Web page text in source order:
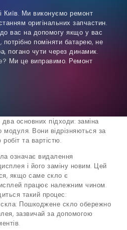
Київ. Ми виконуємо ремонт
оригінальних запчастин.
вас на допомогу якщо у вас
потрібно поміняти батарею, не
погано чути через динамик.
Ми це виправимо. Ремонт
основних підходи: заміна
модуля. Вони відрізняються за
та вартістю.
означає видалення
і його заміну новим. Цей
якщо саме скло є
працює належним чином.
такий процес:
Пошкоджене скло обережно
зазвичай за допомогою